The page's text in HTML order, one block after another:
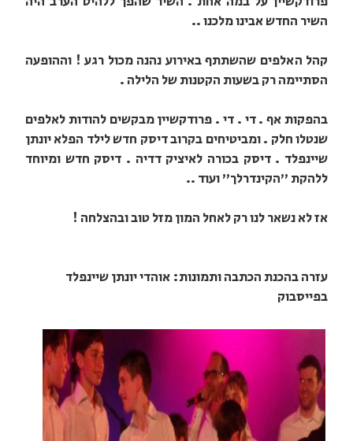
השיר החדש אבינו מלכנו ..
קהל האלפים שהשתתף באירוע נהנה מכול רגע ! וההופעה
הסתיימה רק בשעות הקטנות של הלילה .
בהפקות אף . די . די . פרודקשיין מבקשים להודות לאלפים
שנטלו חלק . ומביטיחים בקרוב דיסק חדש לילד הפלא יונתן
שיינפלד . דיסק בכורה לאיציק דדיה . דיסק חדש ומיוחד
ללהקת "הקינדרלך" ועוד ..
אז לא נשאר לנו רק לאחל המון מזל טוב ובהצלחה !
עזרה בהכנת הכתבה ותמונות: אוהדי יונתן שיינפלד
בפייסבוק